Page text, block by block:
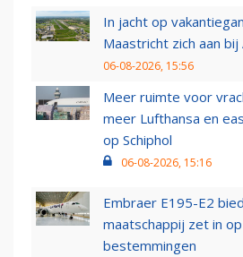
In jacht op
Maastricht zich aan bij
06-08-2026, 15:56
Meer ruimte voor
meer Lufthansa en
op Schiphol
06-08-2026, 15:16
Embraer E195-E2
maatschappij zet in
bestemmingen